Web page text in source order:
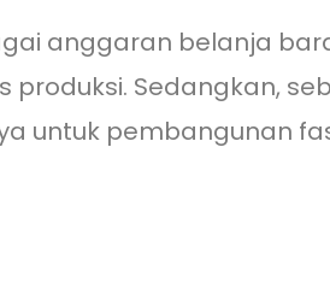
anggaran belanja
Sedangkan,
untuk pembangunan